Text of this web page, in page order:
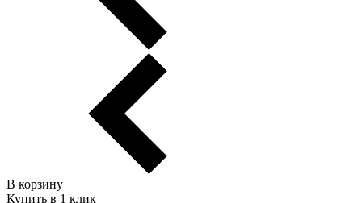
В корзину
Купить в 1 клик